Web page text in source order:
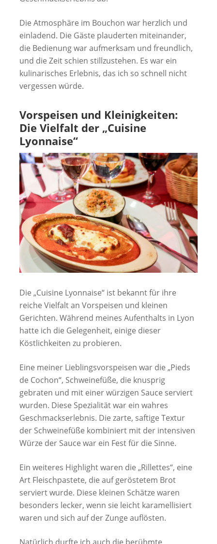
Die Atmosphäre im Bouchon war herzlich und
einladend. Die Gäste plauderten miteinander,
die Bedienung war aufmerksam und freundlich,
und die Zeit schien stillzustehen. Es war ein
kulinarisches Erlebnis, das ich so schnell nicht
vergessen würde.
Vorspeisen und Kleinigkeiten:
Die Vielfalt der „Cuisine
Lyonnaise“
Die „Cuisine Lyonnaise“ ist bekannt für ihre
reiche Vielfalt an Vorspeisen und kleinen
Gerichten. Während meines Aufenthalts in Lyon
hatte ich die Gelegenheit, einige dieser
Köstlichkeiten zu probieren.
Eine meiner Lieblingsvorspeisen war die „Pieds
de Cochon“, Schweinefüße, die knusprig
gebraten und mit einer würzigen Sauce serviert
wurden. Diese Spezialität war ein wahres
Geschmackserlebnis. Die zarte, saftige Textur
der Schweinefüße kombiniert mit der intensiven
Würze der Sauce war ein Fest für die Sinne.
Ein weiteres Highlight waren die „Rillettes“, eine
Art Fleischpastete, die auf geröstetem Brot
serviert wurde. Diese kleinen Schätze waren
besonders lecker, wenn sie leicht karamellisiert
waren und sich auf der Zunge auflösten.